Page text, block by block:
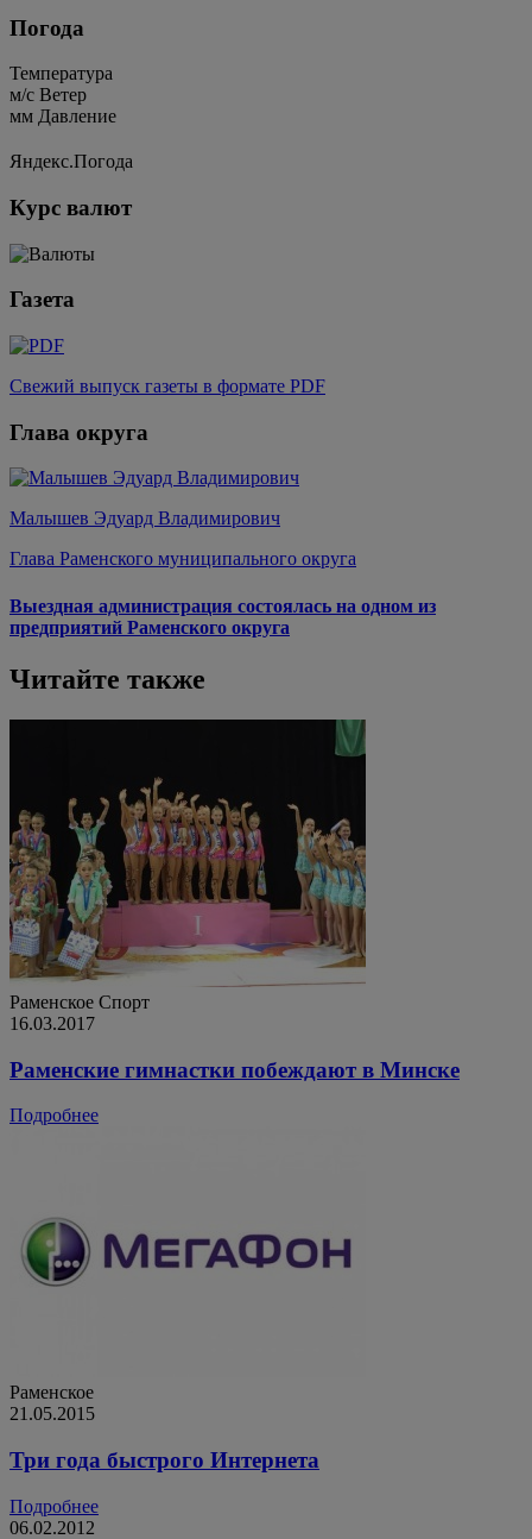
Погода
Температура
м/c Ветер
мм Давление
Яндекс.Погода
Курс валют
Газета
Свежий выпуск газеты в формате PDF
Глава округа
Малышев Эдуард Владимирович
Глава Раменского муниципального округа
Выездная администрация состоялась на одном из
предприятий Раменского округа
Читайте также
Раменское Спорт
16.03.2017
Раменские гимнастки побеждают в Минске
Подробнее
Раменское
21.05.2015
Три года быстрого Интернета
Подробнее
06.02.2012